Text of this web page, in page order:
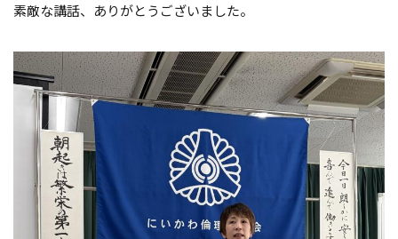
素敵な講話、ありがとうございました。